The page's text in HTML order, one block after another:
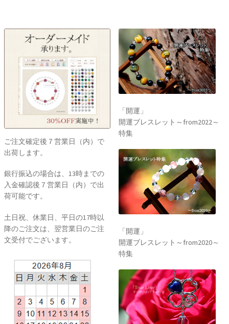
ご注文確定後７営業日（内）で
出荷します。
銀行振込の場合は、13時までの
入金確認後７営業日（内）で出
荷可能です。
土日祝、休業日、平日の17時以
降のご注文は、翌営業日のご注
文受付でございます。
「開運」
開運ブレスレット～from2022～
特集
「開運」
開運ブレスレット～from2020～
特集